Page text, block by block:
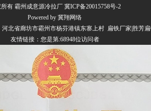
所有 霸州成意源冷拉厂 冀ICP备20015758号-2
Powered by 冀翔网络
河北省廊坊市霸州市杨芬港镇东寨上村 扁铁厂家|胜芳
友情链接： 您是第:68948位访问者